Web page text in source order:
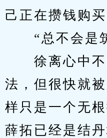
己正在攒钱购
“总不会是
徐离心中不
法，但很快就
样只是一个无
薛拓已经是结